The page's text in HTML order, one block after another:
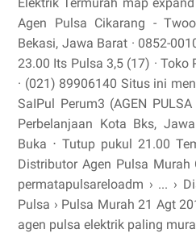
Agen Pulsa Cikarang -
Bekasi, Jawa Barat · 0852-
23.00 Its Pulsa 3,5 (17) ·
· (021) 89906140 Situs ini
SaIPul Perum3 (AGEN
Perbelanjaan Kota Bks,
Buka ⋅ Tutup pukul 21.00
Distributor Agen Pulsa Murah
permatapulsareloadm › ... ›
Pulsa › Pulsa Murah 21 Agt
agen pulsa elektrik paling